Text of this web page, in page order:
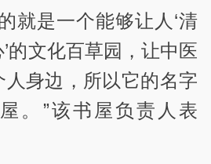
就是一个能够让人‘清
的文化百草园，让中医
身边，所以它的名字
。”该书屋负责人表